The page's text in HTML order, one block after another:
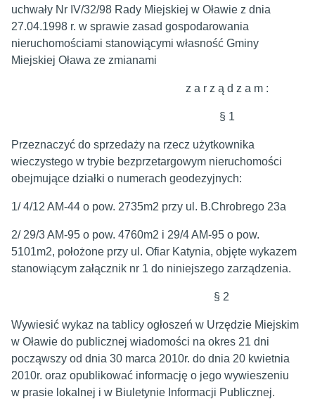
uchwały Nr IV/32/98 Rady Miejskiej w Oławie z dnia
27.04.1998 r. w sprawie zasad gospodarowania
nieruchomościami stanowiącymi własność Gminy
Miejskiej Oława ze zmianami
z a r z ą d z a m :
§ 1
Przeznaczyć do sprzedaży na rzecz użytkownika
wieczystego w trybie bezprzetargowym nieruchomości
obejmujące działki o numerach geodezyjnych:
1/ 4/12 AM-44 o pow. 2735m2 przy ul. B.Chrobrego 23a
2/ 29/3 AM-95 o pow. 4760m2 i 29/4 AM-95 o pow.
5101m2, położone przy ul. Ofiar Katynia, objęte wykazem
stanowiącym załącznik nr 1 do niniejszego zarządzenia.
§ 2
Wywiesić wykaz na tablicy ogłoszeń w Urzędzie Miejskim
w Oławie do publicznej wiadomości na okres 21 dni
począwszy od dnia 30 marca 2010r. do dnia 20 kwietnia
2010r. oraz opublikować informację o jego wywieszeniu
w prasie lokalnej i w Biuletynie Informacji Publicznej.